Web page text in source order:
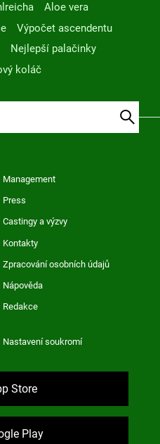
Aloe vera
Výpočet ascendentu
Nejlepší palačinky
koláč
Management
Press
Castingy a výzvy
Kontakty
Zpracování osobních údajů
Nápověda
Redakce
Nastavení soukromí
Store
Play